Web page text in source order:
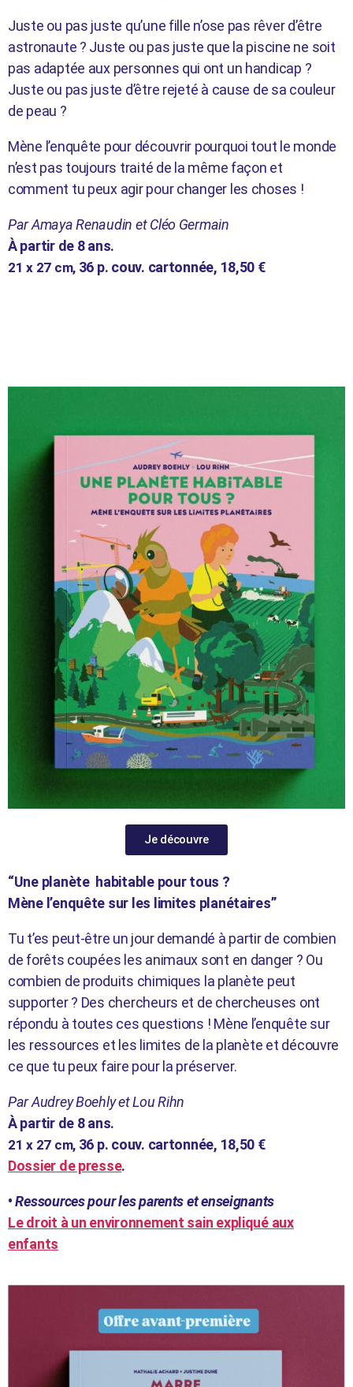
Juste ou pas juste qu’une fille n’ose pas rêver d’être
astronaute ? Juste ou pas juste que la piscine ne soit
pas adaptée aux personnes qui ont un handicap ?
Juste ou pas juste d’être rejeté à cause de sa couleur
de peau ?
Mène l’enquête pour découvrir pourquoi tout le monde
n’est pas toujours traité de la même façon et
comment tu peux agir pour changer les choses !
Par Amaya Renaudin et Cléo Germain
À partir de 8 ans.
21 x 27 cm, 36 p. couv. cartonnée, 18,50 €
Je découvre
“Une planète habitable pour tous ?
Mène l’enquête sur les limites planétaires”
Tu t’es peut-être un jour demandé à partir de combien
de forêts coupées les animaux sont en danger ? Ou
combien de produits chimiques la planète peut
supporter ? Des chercheurs et de chercheuses ont
répondu à toutes ces questions ! Mène l’enquête sur
les ressources et les limites de la planète et découvre
ce que tu peux faire pour la préserver.
Par Audrey Boehly et Lou Rihn
À partir de 8 ans.
21 x 27 cm, 36 p. couv. cartonnée, 18,50 €
Dossier de presse.
•Ressources pour les parents et enseignants
Le droit à un environnement sain expliqué aux
enfants